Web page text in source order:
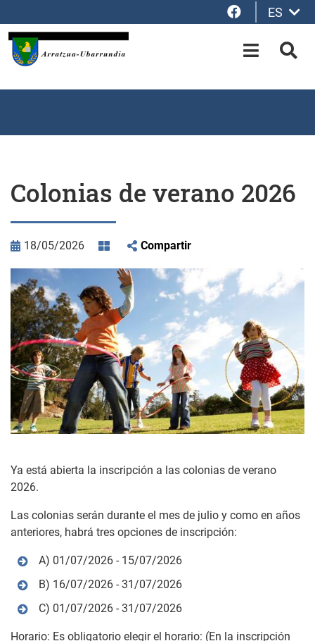
Facebook
ES
OPEN-
Colonias de verano 2026
18/05/2026 Compartir
Ya está abierta la inscripción a las colonias de verano
2026.
Las colonias serán durante el mes de julio y como en años
anteriores, habrá tres opciones de inscripción:
A) 01/07/2026 - 15/07/2026
B) 16/07/2026 - 31/07/2026
C) 01/07/2026 - 31/07/2026
Horario: Es obligatorio elegir el horario: (En la inscripción